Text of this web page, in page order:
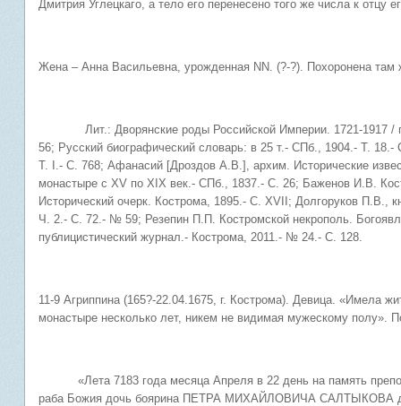
Дмитрия Углецкаго, а тело его перенесено того же числа к
Жена – Анна Васильевна, урожденная NN. (?-?). Похоронена там
Лит.: Дворянские роды Российской Империи. 1721-1917 /
56; Русский биографический словарь: в 25 т.- СПб., 1904.- Т.
Т. I.- С. 768; Афанасий [Дроздов А.В.], архим. Исторические
монастыре с XV по XIX век.- СПб., 1837.- С. 26; Баженов И.В.
Исторический очерк. Кострома, 1895.- С. XVII; Долгоруков П.В.,
Ч. 2.- С. 72.- № 59; Резепин П.П. Костромской некрополь.
публицистический журнал.- Кострома, 2011.- № 24.- С. 128.
11-9 Агриппина (165?-22.04.1675, г. Кострома). Девица. «Имела
монастыре несколько лет, никем не видимая мужескому полу».
«Лета 7183 года месяца Апреля в 22 день на память
раба Божия дочь боярина ПЕТРА МИХАЙЛОВИЧА